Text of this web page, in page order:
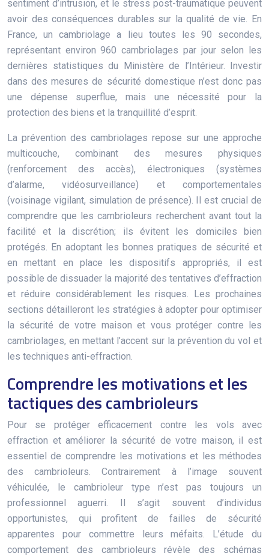
sentiment d’intrusion, et le stress post-traumatique peuvent
avoir des conséquences durables sur la qualité de vie. En
France, un cambriolage a lieu toutes les 90 secondes,
représentant environ 960 cambriolages par jour selon les
dernières statistiques du Ministère de l’Intérieur. Investir
dans des mesures de sécurité domestique n’est donc pas
une dépense superflue, mais une nécessité pour la
protection des biens et la tranquillité d’esprit.
La prévention des cambriolages repose sur une approche
multicouche, combinant des mesures physiques
(renforcement des accès), électroniques (systèmes
d’alarme, vidéosurveillance) et comportementales
(voisinage vigilant, simulation de présence). Il est crucial de
comprendre que les cambrioleurs recherchent avant tout la
facilité et la discrétion; ils évitent les domiciles bien
protégés. En adoptant les bonnes pratiques de sécurité et
en mettant en place les dispositifs appropriés, il est
possible de dissuader la majorité des tentatives d’effraction
et réduire considérablement les risques. Les prochaines
sections détailleront les stratégies à adopter pour optimiser
la sécurité de votre maison et vous protéger contre les
cambriolages, en mettant l’accent sur la prévention du vol et
les techniques anti-effraction.
Comprendre les motivations et les
tactiques des cambrioleurs
Pour se protéger efficacement contre les vols avec
effraction et améliorer la sécurité de votre maison, il est
essentiel de comprendre les motivations et les méthodes
des cambrioleurs. Contrairement à l’image souvent
véhiculée, le cambrioleur type n’est pas toujours un
professionnel aguerri. Il s’agit souvent d’individus
opportunistes, qui profitent de failles de sécurité
apparentes pour commettre leurs méfaits. L’étude du
comportement des cambrioleurs révèle des schémas